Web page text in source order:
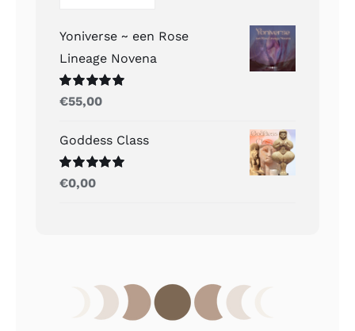
Yoniverse ~ een Rose
Lineage Novena
Gewaardeerd
uit 5
€55,00
Goddess Class
Gewaardeerd
5.00
€0,00